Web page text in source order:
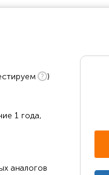
)
1 года,
аналогов